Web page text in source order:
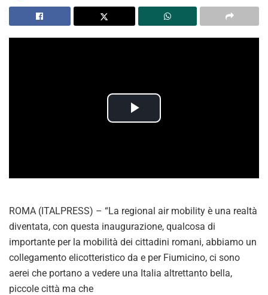
P
a
y
V
i
d
ROMA (ITALPRESS) – “La regional air mobility è una realtà
diventata, con questa inaugurazione, qualcosa di
importante per la mobilità dei cittadini romani, abbiamo un
collegamento elicotteristico da e per Fiumicino, ci sono
aerei che portano a vedere una Italia altrettanto bella,
piccole città ma che